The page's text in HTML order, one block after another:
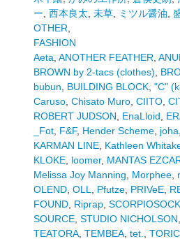
ー, 西本良太, 未草, ミツル醤油,
OTHER,
FASHION
Aeta, ANOTHER FEATHER,
BROWN by 2-tacs (clothes),
bubun, BUILDING BLOCK, "C"
Caruso, Chisato Muro, CIITO,
ROBERT JUDSON, EnaLloid,
_Fot, F&F, Hender Scheme, joha,
KARMAN LINE, Kathleen
KLOKE, loomer, MANTAS
Melissa Joy Manning, Morphee,
OLEND, OLL, Pfutze, PRIVeE,
FOUND, Riprap,
SOURCE, STUDIO NICHOLSON,
TEATORA, TEMBEA, tet.,